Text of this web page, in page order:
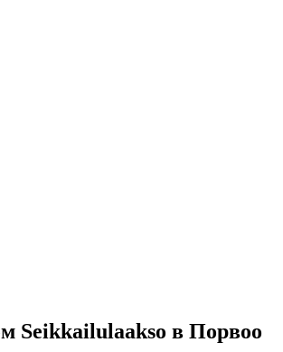
Seikkailulaakso в Порвоо